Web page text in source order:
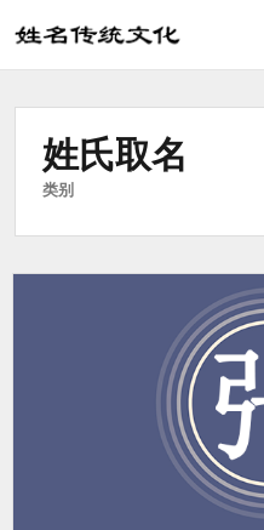
姓
姓
姓氏取名
类别